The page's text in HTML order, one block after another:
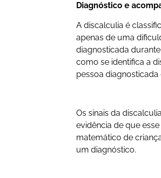
Diagnóstico e
A discalculia é
apenas de uma
diagnosticada
como se identifica a
pessoa
Os sinais da
evidência de que
matemático de
um diagnóstico.